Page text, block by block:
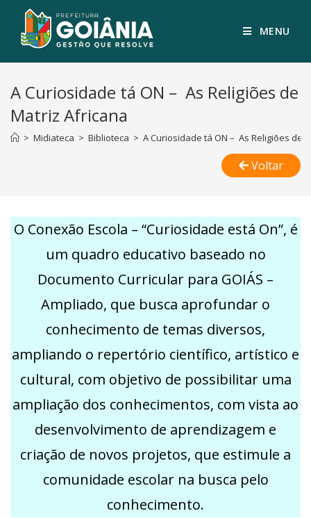
MENU
A Curiosidade tá ON – As Religiões de
Matriz Africana
> Midiateca > Biblioteca > A Curiosidade tá ON – As Religiões de
Voltar
O Conexão Escola – “Curiosidade está On”, é
um quadro educativo baseado no
Documento Curricular para GOIÁS –
Ampliado, que busca aprofundar o
conhecimento de temas diversos,
ampliando o repertório científico, artístico e
cultural, com objetivo de possibilitar uma
ampliação dos conhecimentos, com vista ao
desenvolvimento de aprendizagem e
criação de novos projetos, que estimule a
comunidade escolar na busca pelo
conhecimento.